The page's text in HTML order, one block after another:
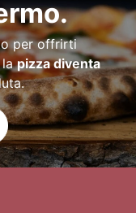
per offrirti
lapizza diventa